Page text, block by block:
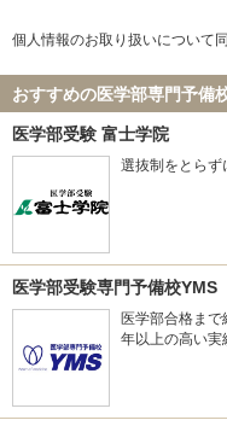
個人情報のお取り扱いについて
おすすめの医学部専門予備
医学部受験 富士学院
選抜制をとら
医学部受験専門予備校YMS
医学部合格ま
年以上の高い実